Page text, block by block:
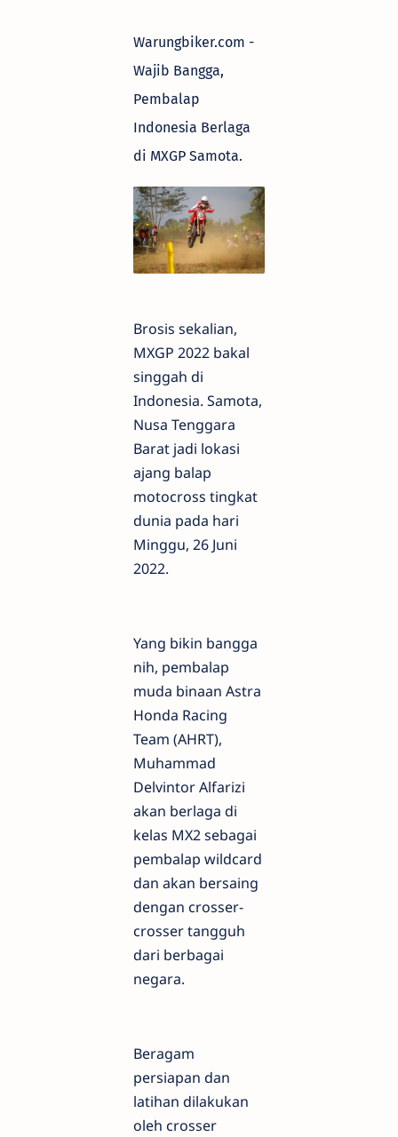
Warungbiker.com -
Wajib Bangga,
Pembalap
Indonesia Berlaga
di MXGP Samota.
Brosis sekalian,
MXGP 2022 bakal
singgah di
Indonesia. Samota,
Nusa Tenggara
Barat jadi lokasi
ajang balap
motocross tingkat
dunia pada hari
Minggu, 26 Juni
2022.
Yang bikin bangga
nih, pembalap
muda binaan Astra
Honda Racing
Team (AHRT),
Muhammad
Delvintor Alfarizi
akan berlaga di
kelas MX2 sebagai
pembalap wildcard
dan akan bersaing
dengan crosser-
crosser tangguh
dari berbagai
negara.
Beragam
persiapan dan
latihan dilakukan
oleh crosser